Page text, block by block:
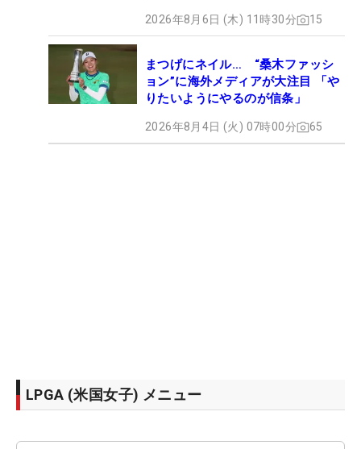
2026年8月6日 (木) 11時30分 15
まつげにネイル… “桑木ファッシ
ョン”に海外メディアが大注目 「や
りたいようにやるのが信条」
2026年8月4日 (火) 07時00分 65
LPGA (米国女子) メニュー